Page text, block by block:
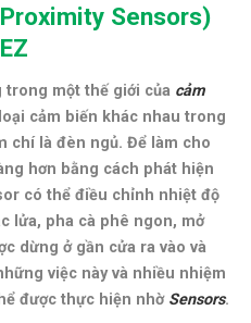
Proximity Sensors)
trong một thế giới của cảm
cảm biến khác nhau trong
chí là đèn ngủ. Để làm cho
hơn bằng cách phát hiện
có thể điều chỉnh nhiệt độ
lửa, pha cà phê ngon, mở
dừng ở gần cửa ra vào và
việc này và nhiều nhiệm
được thực hiện nhờ Sensors.